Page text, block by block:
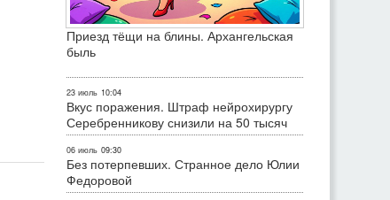
Приезд тёщи на блины. Архангельская
быль
23 июль 10:04
Вкус поражения. Штраф нейрохирургу
Серебренникову снизили на 50 тысяч
06 июль 09:30
Без потерпевших. Странное дело Юлии
Федоровой